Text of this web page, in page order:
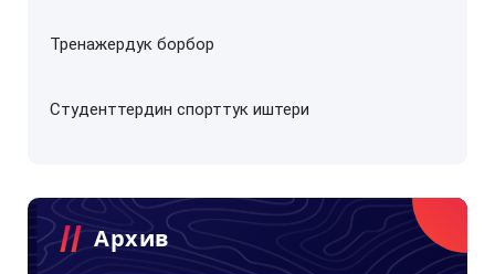
Тренажердук борбор
Студенттердин спорттук иштери
Архив